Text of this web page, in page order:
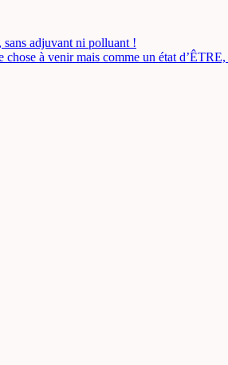
sans adjuvant ni polluant !
chose à venir mais comme un état